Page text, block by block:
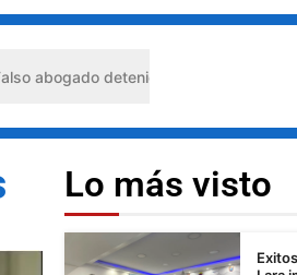
detenido en Barquisimeto: habría
Lo más visto